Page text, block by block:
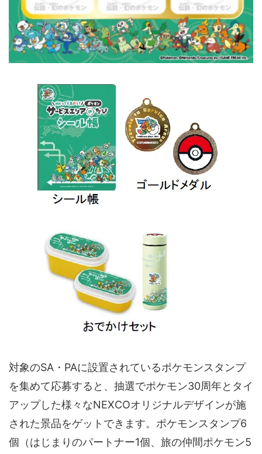
対象のSA・PAに設置されているポケモンスタンプ
を集めて応募すると、抽選でポケモン30周年とタイ
アップした様々なNEXCOオリジナルデザインが施
された景品をゲットできます。ポケモンスタンプ6
個（はじまりのパートナー1個、旅の仲間ポケモン5